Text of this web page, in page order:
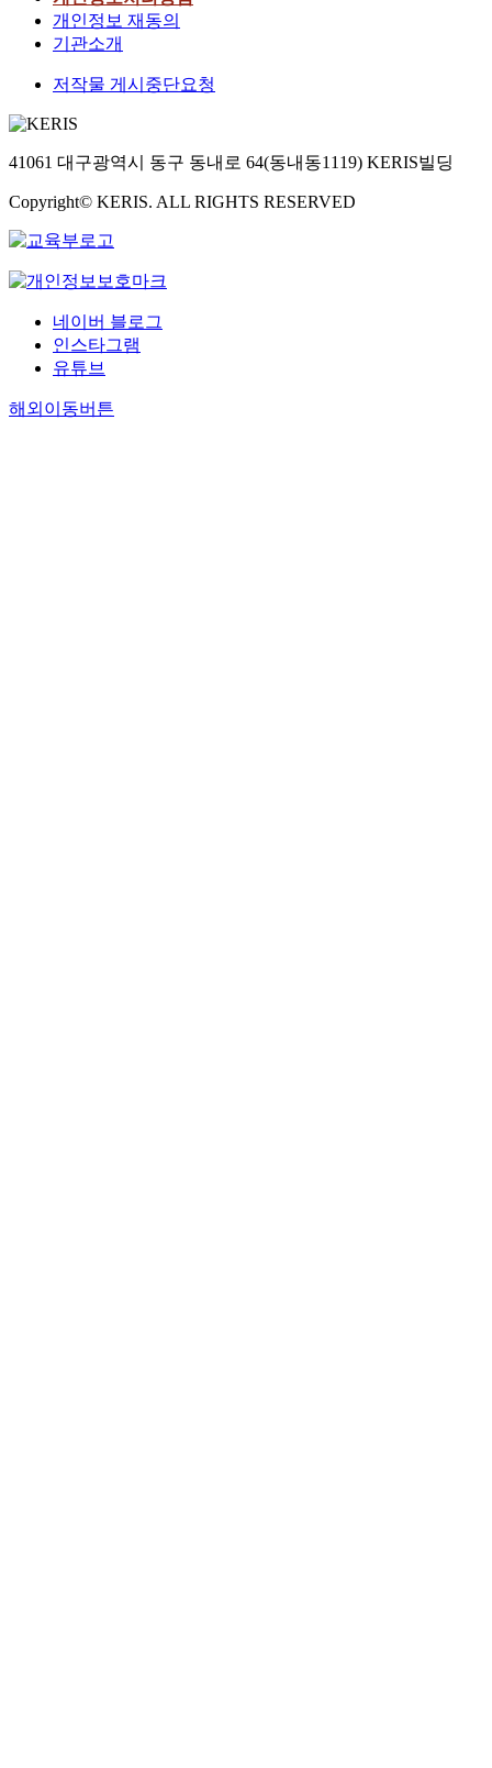
개인정보 재동의
기관소개
저작물 게시중단요청
41061 대구광역시 동구 동내로 64(동내동1119) KERIS빌딩
Copyright© KERIS. ALL RIGHTS RESERVED
네이버 블로그
인스타그램
유튜브
해외이동버튼